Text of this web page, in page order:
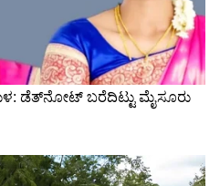
ಪರೀಕ್ಷೆ(Exam) ವೇಳೆ
ಸಿಐಡಿ ನಡೆಸುತ್ತಿದೆ. ಅದೇ
ನಡೆಸಿದರೆ, ಬ್ಲೂಟೂತ್‌
ಅಂತ ನೊಂದ
ತಿಳಿಸಿದ್ದಾರೆ.
ಇಳಿಕೆ: ಮೋದಿ-
India US